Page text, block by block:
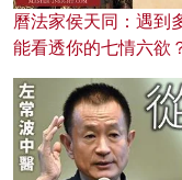
曆法家侯天同：遇到
能看透你的七情六欲